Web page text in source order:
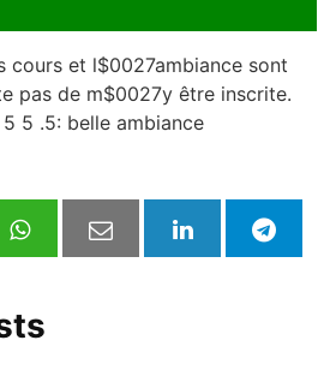
cours et l$0027ambiance sont
pas de m$0027y être inscrite.
5 .5: belle ambiance